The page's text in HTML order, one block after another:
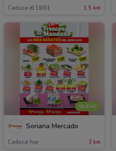
Caduca el 18/01 1.5 km
NUEVO
Soriana Mercado
Caduca hoy 3 km